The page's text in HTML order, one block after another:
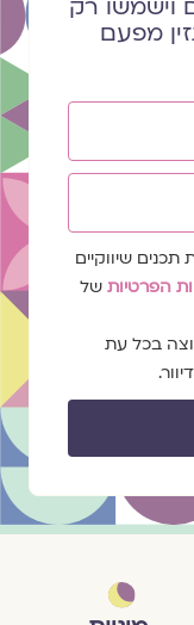
וישמשו רק
מפעם
שיווקיים
הפרטיות של
בכל עת